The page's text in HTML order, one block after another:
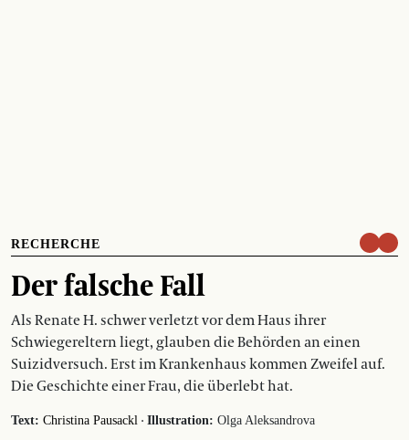
RECHERCHE
Der falsche Fall
Als Renate H. schwer verletzt vor dem Haus ihrer
Schwiegereltern liegt, glauben die Behörden an einen
Suizidversuch. Erst im Krankenhaus kommen Zweifel auf.
Die Geschichte einer Frau, die überlebt hat.
Text: Christina Pausackl · Illustration: Olga Aleksandrova